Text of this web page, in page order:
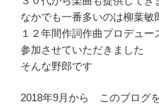
なかでも一番多いのは柳葉敏
１２年間作詞作曲プロデュ
参加させていただきました
そんな野郎です
2018年9月から このブログ